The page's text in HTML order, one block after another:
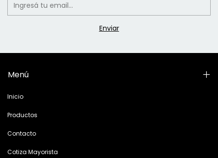
Menú
Inicio
Productos
Contacto
Cotiza Mayorista